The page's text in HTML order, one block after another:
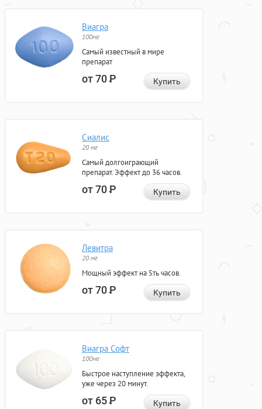
Виагра
100мг
Самый известный в мире
препарат
от 70Р Купить
Сиалис
20 мг
Самый долгоиграющий
препарат. Эффект до 36 часов.
от 70Р Купить
Левитра
20 мг
Мощный эффект на 5ть часов.
от 70Р Купить
Виагра Софт
100мг
Быстрое наступление эффекта,
уже через 20 минут.
от 65Р Купить